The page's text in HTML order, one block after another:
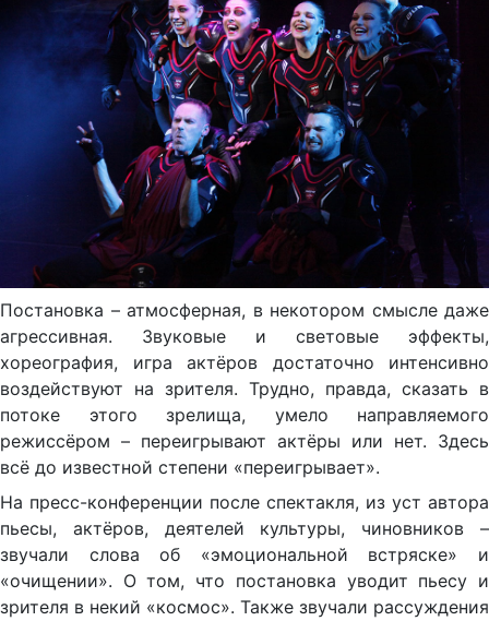
Постановка – атмосферная, в некотором смысле даже
агрессивная. Звуковые и световые эффекты,
хореография, игра актёров достаточно интенсивно
воздействуют на зрителя. Трудно, правда, сказать в
потоке этого зрелища, умело направляемого
режиссёром – переигрывают актёры или нет. Здесь
всё до известной степени «переигрывает».
На пресс-конференции после спектакля, из уст автора
пьесы, актёров, деятелей культуры, чиновников –
звучали слова об «эмоциональной встряске» и
«очищении». О том, что постановка уводит пьесу и
зрителя в некий «космос». Также звучали рассуждения